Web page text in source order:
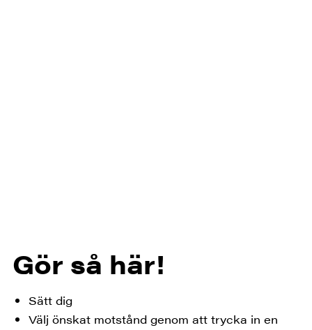
Gör så här!
Sätt dig
Välj önskat motstånd genom att trycka in en